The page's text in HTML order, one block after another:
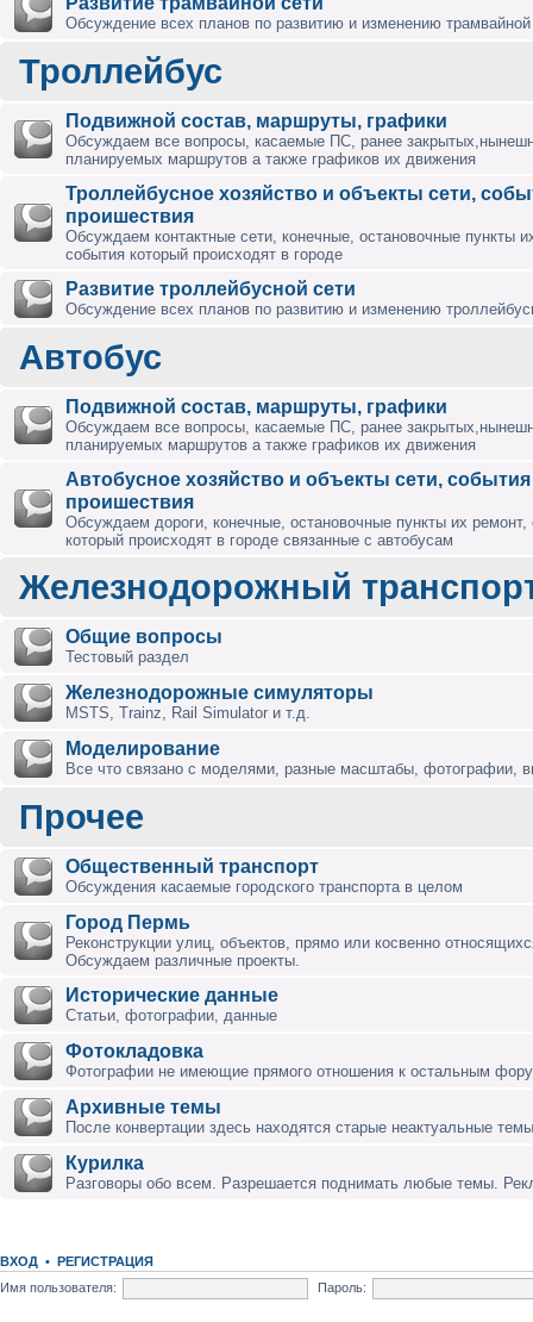
Обсуждение всех планов по развитию и изменению трамвайной
Троллейбус
Подвижной состав, маршруты, графики
Обсуждаем все вопросы, касаемые ПС, ранее
планируемых маршрутов а также графиков их движения
Троллейбусное хозяйство и объекты сети,
проишествия
Обсуждаем контактные сети, конечные, остановочные пункты
события который происходят в городе
Развитие троллейбусной сети
Обсуждение всех планов по развитию и изменению
Автобус
Подвижной состав, маршруты, графики
Обсуждаем все вопросы, касаемые ПС, ранее
планируемых маршрутов а также графиков их движения
Автобусное хозяйство и объекты сети,
проишествия
Обсуждаем дороги, конечные, остановочные пункты их ремонт,
который происходят в городе связанные с автобусам
Железнодорожный
Общие вопросы
Тестовый раздел
Железнодорожные симуляторы
MSTS, Trainz, Rail Simulator и т.д.
Моделирование
Все что связано с моделями, разные масштабы, фотографии,
Прочее
Общественный транспорт
Обсуждения касаемые городского транспорта в целом
Город Пермь
Реконструкции улиц, объектов, прямо или косвенно
Обсуждаем различные проекты.
Исторические данные
Статьи, фотографии, данные
Фотокладовка
Фотографии не имеющие прямого отношения к остальным
Архивные темы
После конвертации здесь находятся старые неактуальные
Курилка
Разговоры обо всем. Разрешается поднимать любые темы.
ВХОД • РЕГИСТРАЦИЯ
Имя пользователя:
Пароль: